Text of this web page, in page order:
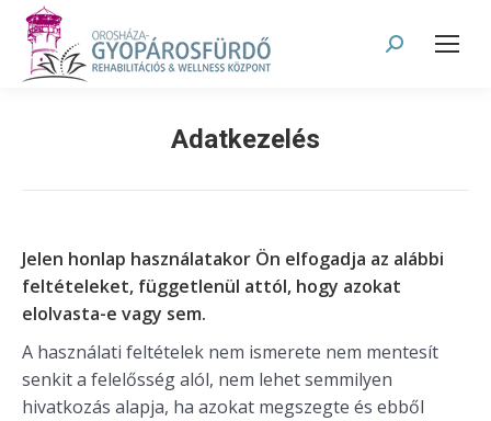
Search:
Adatkezelés
Jelen honlap használatakor Ön elfogadja az alábbi
feltételeket, függetlenül attól, hogy azokat
elolvasta-e vagy sem.
A használati feltételek nem ismerete nem mentesít
senkit a felelősség alól, nem lehet semmilyen
hivatkozás alapja, ha azokat megszegte és ebből